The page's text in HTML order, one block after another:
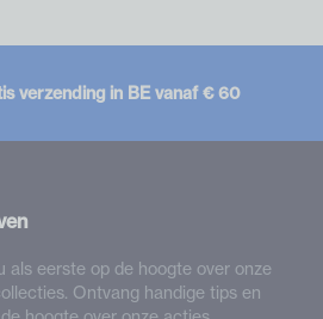
verzending in BE vanaf € 60
als eerste op de hoogte over onze
Ontvang handige tips en